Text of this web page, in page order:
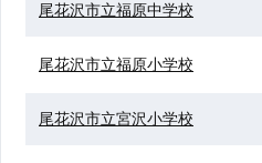
尾花沢市立福原中学校
尾花沢市立福原小学校
尾花沢市立宮沢小学校